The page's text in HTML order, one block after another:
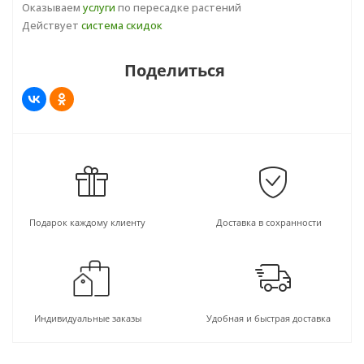
Оказываем услуги по пересадке растений
Действует система скидок
Поделиться
Подарок каждому клиенту Доставка в сохранности
Индивидуальные заказы Удобная и быстрая доставка